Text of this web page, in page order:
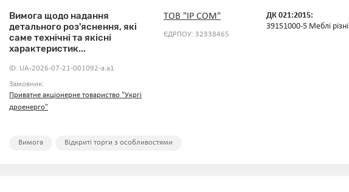
Вимога Відкриті торги з особливостями
Вимога щодо надання
детального роз'яснення, які
саме технічні та якісні
характеристик...
ID: UA-2026-07-21-001092-a.a1
Замовник:
Приватне акціонерне товариство "Укргі
дроенерго"
ТОВ "IP COM"
ЄДРПОУ: 32338465
ДК 021:2015:
39151000-5 Меблі різні